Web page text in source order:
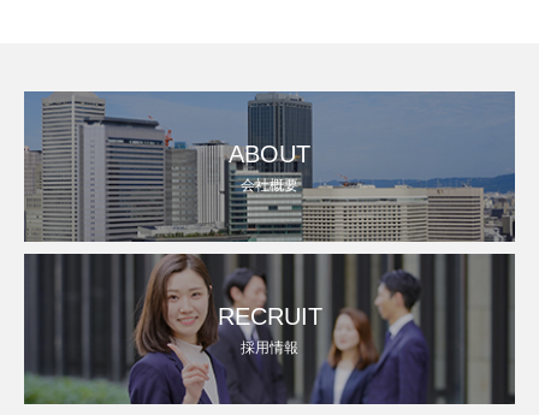
ABOUT
会社概要
RECRUIT
採用情報